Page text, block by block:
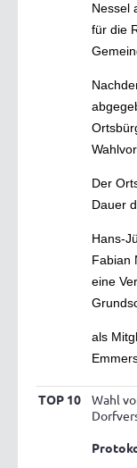
Nessel
für die
Der
Dauer
Hans-
Fabian
eine
als
TOP 10
Wahl